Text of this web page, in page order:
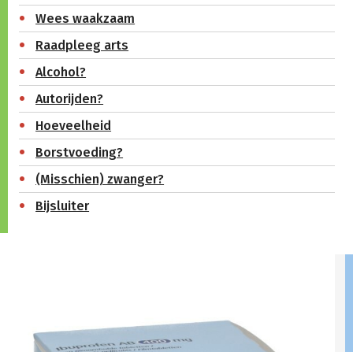
Wees waakzaam
Raadpleeg arts
Alcohol?
Autorijden?
Hoeveelheid
Borstvoeding?
(Misschien) zwanger?
Bijsluiter